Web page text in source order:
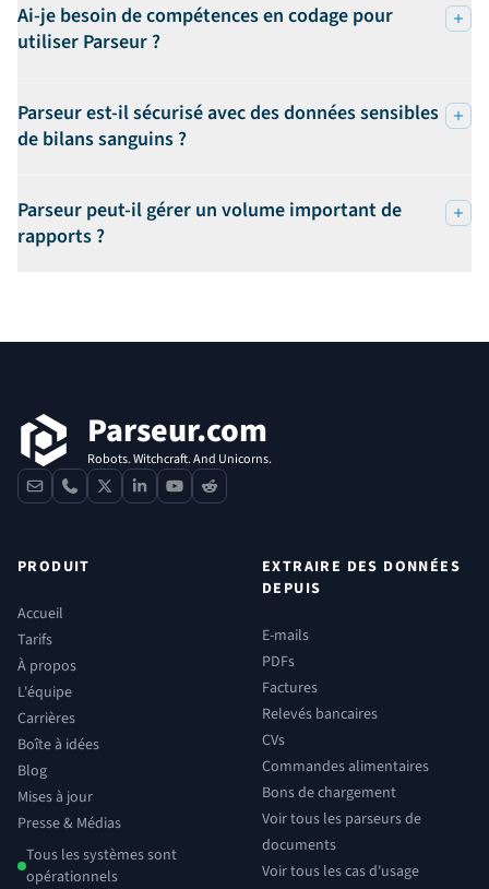
Ai-je besoin de compétences en codage pour
utiliser Parseur ?
Parseur est-il sécurisé avec des données sensibles
de bilans sanguins ?
Parseur peut-il gérer un volume important de
rapports ?
Parseur.com
Robots. Witchcraft. And Unicorns.
contactphone
x linkedinyoutube
reddit
PRODUIT
Accueil
Tarifs
À propos
L'équipe
Carrières
Boîte à idées
Blog
Mises à jour
Presse & Médias
Tous les systèmes sont
opérationnels
EXTRAIRE DES DONNÉES
DEPUIS
E-mails
PDFs
Factures
Relevés bancaires
CVs
Commandes alimentaires
Bons de chargement
Voir tous les parseurs de
documents
Voir tous les cas d'usage